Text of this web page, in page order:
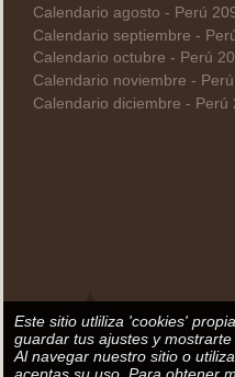
Calendario agosto - Perú
Calendario septiembre -
Calendario octubre - Perú
Calendario noviembre -
Calendario diciembre - Perú
Este sitio utliliza 'cookies'
guardar tus ajustes y mostrarte
Al navegar nuestro sitio o